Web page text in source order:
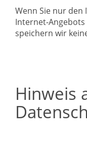
Wenn Sie nur
Internet-
speichern wir
Hinweis